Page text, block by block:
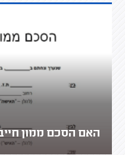
האם הסכם ממון